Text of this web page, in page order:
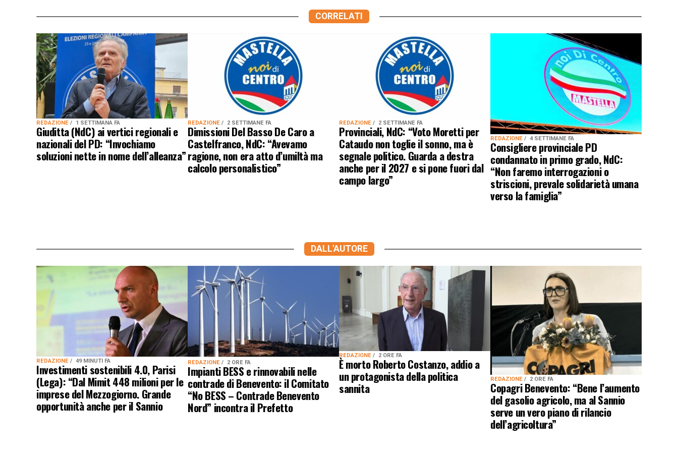
CORRELATI
REDAZIONE 1 SETTIMANA FA
Giuditta (NdC) ai vertici regionali e
nazionali del PD: “Invochiamo
soluzioni nette in nome dell’alleanza”
REDAZIONE 2 SETTIMANE FA
Dimissioni Del Basso De Caro a
Castelfranco, NdC: “Avevamo
ragione, non era atto d’umiltà ma
calcolo personalistico”
REDAZIONE 2 SETTIMANE FA
Provinciali, NdC: “Voto Moretti per
Cataudo non toglie il sonno, ma è
segnale politico. Guarda a destra
anche per il 2027 e si pone fuori dal
campo largo”
REDAZIONE 4 SETTIMANE FA
Consigliere provinciale PD
condannato in primo grado, NdC:
“Non faremo interrogazioni o
striscioni, prevale solidarietà umana
verso la famiglia”
DALL'AUTORE
REDAZIONE 49 MINUTI FA
Investimenti sostenibili 4.0, Parisi
(Lega): “Dal Mimit 448 milioni per le
imprese del Mezzogiorno. Grande
opportunità anche per il Sannio
REDAZIONE 2 ORE FA
Impianti BESS e rinnovabili nelle
contrade di Benevento: il Comitato
“No BESS – Contrade Benevento
Nord” incontra il Prefetto
REDAZIONE 2 ORE FA
È morto Roberto Costanzo, addio a
un protagonista della politica
sannita
REDAZIONE 2 ORE FA
Copagri Benevento: “Bene l’aumento
del gasolio agricolo, ma al Sannio
serve un vero piano di rilancio
dell’agricoltura”